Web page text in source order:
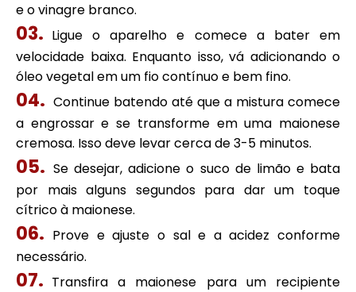
e o vinagre branco.
Ligue o aparelho e comece a bater em
velocidade baixa. Enquanto isso, vá adicionando o
óleo vegetal em um fio contínuo e bem fino.
Continue batendo até que a mistura comece
a engrossar e se transforme em uma maionese
cremosa. Isso deve levar cerca de 3-5 minutos.
Se desejar, adicione o suco de limão e bata
por mais alguns segundos para dar um toque
cítrico à maionese.
Prove e ajuste o sal e a acidez conforme
necessário.
Transfira a maionese para um recipiente